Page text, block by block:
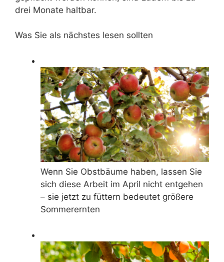
drei Monate haltbar.
Was Sie als nächstes lesen sollten
Wenn Sie Obstbäume haben, lassen Sie
sich diese Arbeit im April nicht entgehen
– sie jetzt zu füttern bedeutet größere
Sommerernten